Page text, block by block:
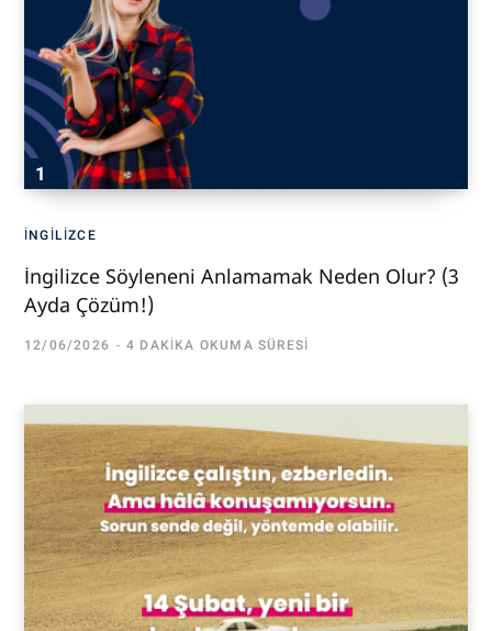
İNGILIZCE
İngilizce Söyleneni Anlamamak Neden Olur? (3
Ayda Çözüm!)
12/06/2026 4 DAKIKA OKUMA SÜRESI